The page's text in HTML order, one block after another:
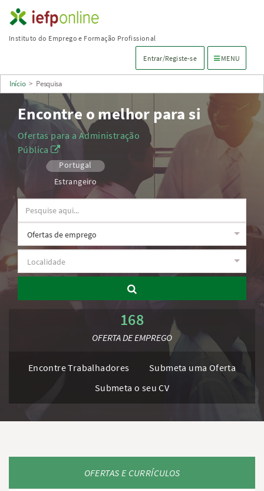
Saltar
para
principal
Instituto do Emprego e Formação Profissional
Entrar/Registe-se Menu de
MENU
Início > Pesquisa
Encontre o melhor para si
Ofertas para a Administração
Pública
Portugal
Estrangeiro
Observações
168
OFERTA DE EMPREGO
Encontre Trabalhadores
Submeta uma Oferta
Submeta o seu CV
OFERTAS E CURRÍCULOS